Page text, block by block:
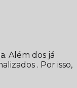
Além dos já
. Por isso,